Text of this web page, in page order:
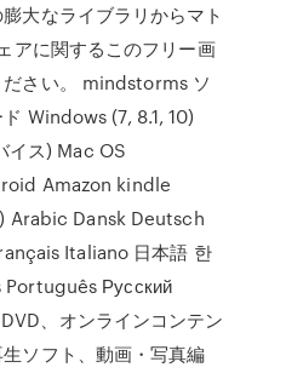
大なライブラリからマト
アに関するこのフリー画
さい。 mindstorms ソ
Windows (7, 8.1, 10)
イス) Mac OS
Amazon kindle
Arabic Dansk Deutsch
Italiano 日本語 한
Русский
、オンラインコンテン
ソフト、動画・写真編